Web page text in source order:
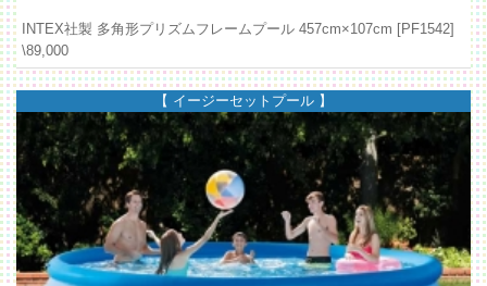
INTEX社製 多角形プリズムフレームプール 457cm×107cm [PF1542]
\89,000
【 イージーセットプール 】